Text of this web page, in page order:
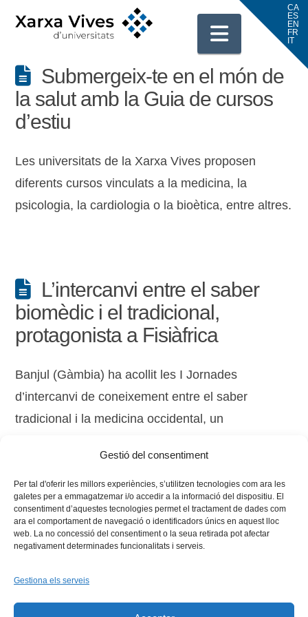
Gestió del consentiment
Per tal d'oferir les millors experiències, s’utilitzen tecnologies com ara les
galetes per a emmagatzemar i/o accedir a la informació del dispositiu. El
consentiment d’aquestes tecnologies permet el tractament de dades com
ara el comportament de navegació o identificadors únics en aquest lloc
web. La no concessió del consentiment o la seua retirada pot afectar
negativament determinades funcionalitats i serveis.
Gestiona els serveis
Submergeix-te en el món de
la salut amb la Guia de cursos
d’estiu
Les universitats de la Xarxa Vives proposen
diferents cursos vinculats a la medicina, la
psicologia, la cardiologia o la bioètica, entre altres.
L’intercanvi entre el saber
biomèdic i el tradicional,
protagonista a Fisiàfrica
Banjul (Gàmbia) ha acollit les I Jornades
d’intercanvi de coneixement entre el saber
tradicional i la medicina occidental, un